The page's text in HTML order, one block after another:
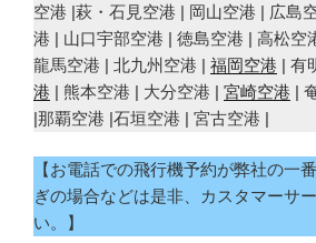
空港 |萩・石見空港 | 岡山空港 | 広島
港 | 山口宇部空港 | 徳島空港 | 高松空
龍馬空港 | 北九州空港 | 福岡空港 | 有
港 | 熊本空港 | 大分空港 | 宮崎空港 |
|那覇空港 |石垣空港 | 宮古空港 |
【お電話での飛行機予約が弊社の一
ぎの場合などは是非、カスタマーサ
い。】